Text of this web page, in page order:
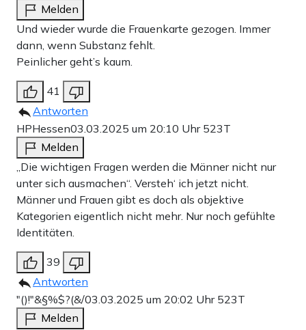
Melden
Und wieder wurde die Frauenkarte gezogen. Immer
dann, wenn Substanz fehlt.
Peinlicher geht’s kaum.
41
Antworten
HPHessen03.03.2025 um 20:10 Uhr 523T
Melden
„Die wichtigen Fragen werden die Männer nicht nur
unter sich ausmachen“. Versteh‘ ich jetzt nicht.
Männer und Frauen gibt es doch als objektive
Kategorien eigentlich nicht mehr. Nur noch gefühlte
Identitäten.
39
Antworten
"()!"&§%$?(&/03.03.2025 um 20:02 Uhr 523T
Melden